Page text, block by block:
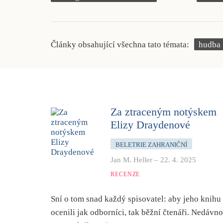
Články obsahující všechna tato témata: hudba
Za ztraceným notýskem
Elizy Draydenové
BELETRIE ZAHRANIČNÍ
Jan M. Heller – 22. 4. 2025
RECENZE
Sní o tom snad každý spisovatel: aby jeho knihu
ocenili jak odborníci, tak běžní čtenáři. Nedávno